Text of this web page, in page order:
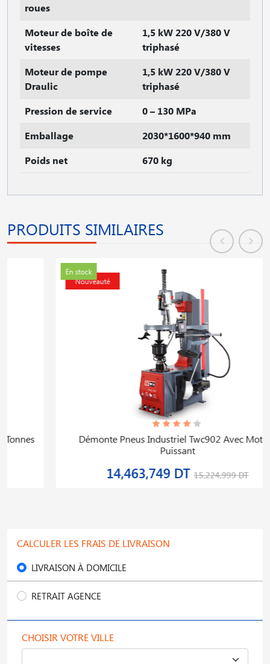
roues
Moteur de boîte de
vitesses
1,5 kW 220 V/380 V
triphasé
Moteur de pompe
Draulic
1,5 kW 220 V/380 V
triphasé
Pression de service
0 – 130 MPa
Emballage
2030*1600*940 mm
Poids net
670 kg
PRODUITS SIMILAIRES
Nouveauté
Démonte Pneus Industriel Twc902 Avec Moteur
14,463,749 DT15,224,999 DT
CALCULER LES FRAIS DE LIVRAISON
LIVRAISON À DOMICILE
RETRAIT AGENCE
CHOISIR VOTRE VILLE